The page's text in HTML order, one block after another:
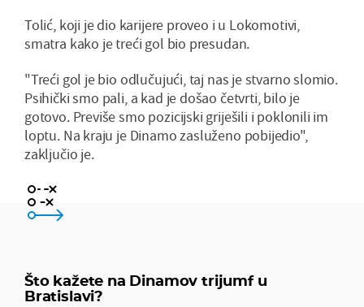
Tolić, koji je dio karijere proveo i u Lokomotivi,
smatra kako je treći gol bio presudan.
"Treći gol je bio odlučujući, taj nas je stvarno slomio.
Psihički smo pali, a kad je došao četvrti, bilo je
gotovo. Previše smo pozicijski griješili i poklonili im
loptu. Na kraju je Dinamo zasluženo pobijedio",
zaključio je.
Što kažete na Dinamov trijumf u
Bratislavi?